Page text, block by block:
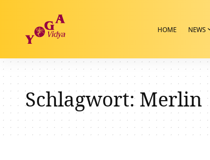
HOME NEWS
Schlagwort:Merlin